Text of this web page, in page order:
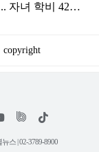
자녀 학비 4200
copyright
위
트
틱
스 | 02-3789-8900